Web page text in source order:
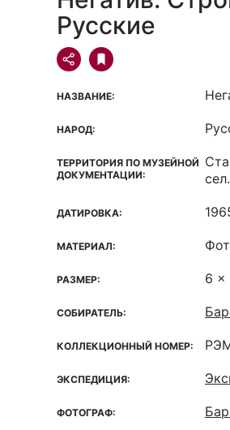
Русские
НАЗВАНИЕ:
НАРОД:
ТЕРРИТОРИЯ ПО МУЗЕЙНОЙ
ДОКУМЕНТАЦИИ:
ДАТИРОВКА:
МАТЕРИАЛ:
РАЗМЕР: 6 x
СОБИРАТЕЛЬ:
КОЛЛЕКЦИОННЫЙ НОМЕР:
ЭКСПЕДИЦИЯ:
ФОТОГРАФ: